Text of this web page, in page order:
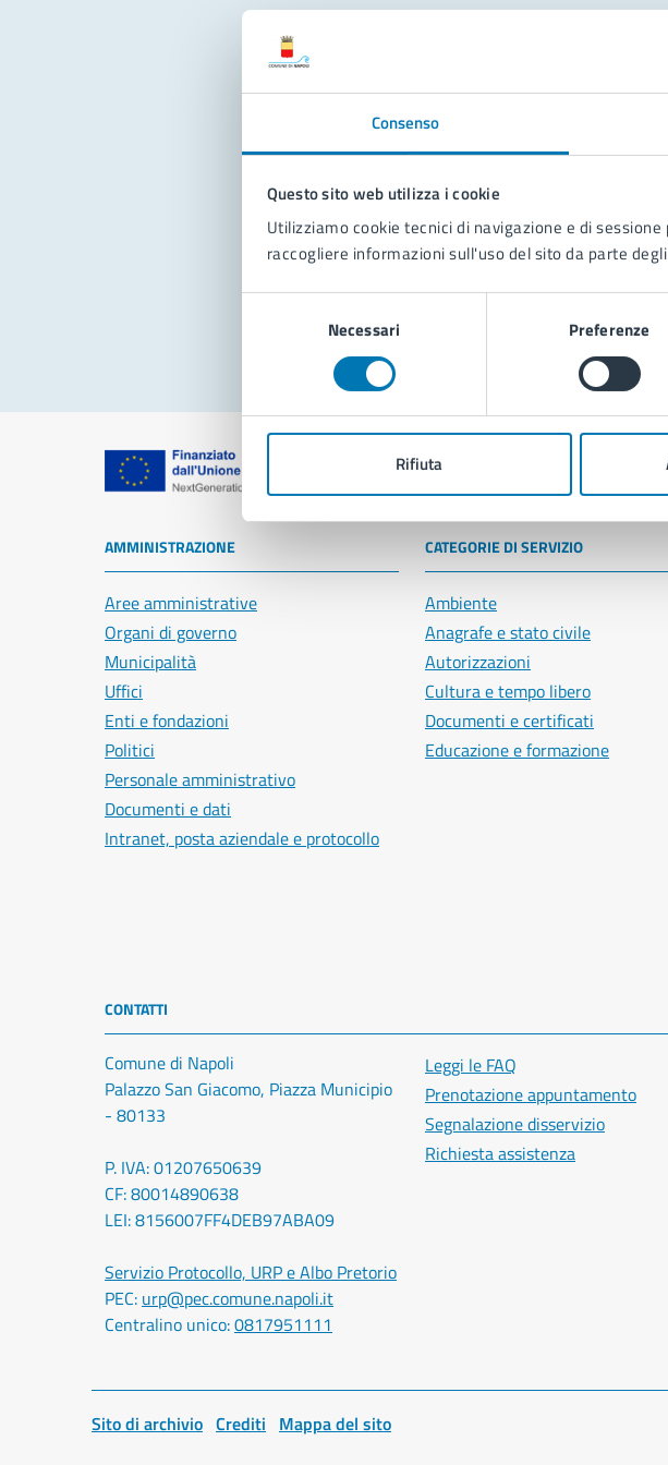
Consenso
Questo sito web utilizza i cookie
Utilizziamo cookie tecnici di navigazione e di
raccogliere informazioni sull'uso del sito da parte
Necessari Preferenze
Rifiuta
Problemi in città
Segnala disservizio
Comune di Napoli
AMMINISTRAZIONE
Aree amministrative
Organi di governo
Municipalità
Uffici
Enti e fondazioni
Politici
Personale amministrativo
Documenti e dati
Intranet, posta aziendale e protocollo
CATEGORIE DI SERVIZIO
Ambiente
Anagrafe e stato civile
Autorizzazioni
Cultura e tempo libero
Documenti e certificati
Educazione e formazione
CONTATTI
Comune di Napoli
Palazzo San Giacomo, Piazza Municipio
- 80133
P. IVA: 01207650639
CF: 80014890638
LEI: 8156007FF4DEB97ABA09
Servizio Protocollo, URP e Albo Pretorio
PEC: urp@pec.comune.napoli.it
Centralino unico:0817951111
Leggi le FAQ
Prenotazione appuntamento
Segnalazione disservizio
Richiesta assistenza
Sito di archivio Crediti Mappa del sito